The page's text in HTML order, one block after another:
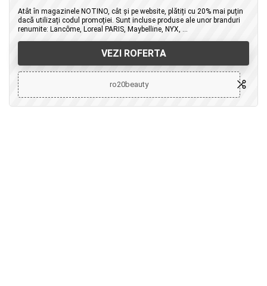
Atât în magazinele NOTINO, cât și pe website, plătiți cu 20% mai puțin
dacă utilizați codul promoției. Sunt incluse produse ale unor branduri
renumite: Lancôme, Loreal PARIS, Maybelline, NYX, ...
VEZI ROFERTA
ro20beauty